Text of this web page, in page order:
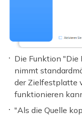
Die Funktion
nimmt
der Zielfestplatte
funktionieren
"Als die Quelle